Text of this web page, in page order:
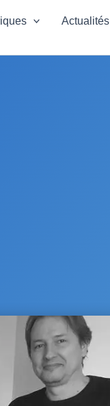
Actualités